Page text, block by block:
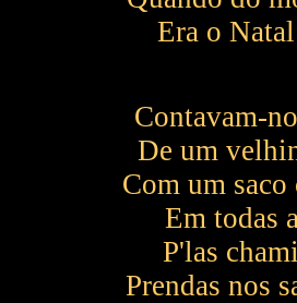
Era o
Contavam-
De um
Com um
Em todas
P'las
Prendas nos